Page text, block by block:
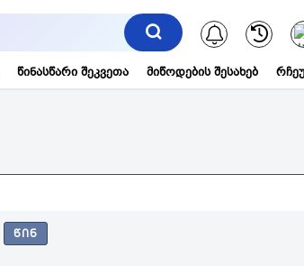
წინასწარი შეკვეთა მიწოდების შესახებ
ᲬᲘᲜ